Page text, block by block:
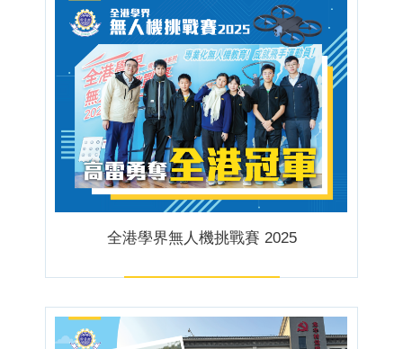
全港學界無人機挑戰賽 2025